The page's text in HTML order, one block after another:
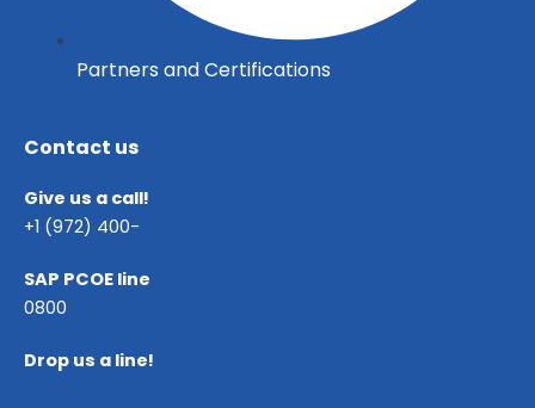
Partners and Certifications
Contact us
Give us a call!
+1 (972) 400-
SAP PCOE line
0800
Drop us a line!